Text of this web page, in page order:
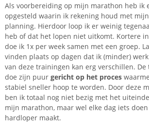
Als voorbereiding op mijn marathon heb ik
opgesteld waarin ik rekening houd met
planning. Hierdoor loop ik er weinig
heb of dat het lopen niet uitkomt. Kortere
doe ik 1x per week samen met een groep.
vinden plaats op dagen dat ik (minder)
van deze trainingen kan erg verschillen.
doe zijn puur gericht op het proces
stabiel sneller hoop te worden. Door deze
ben ik totaal nog niet bezig met het
mijn marathon, maar wel elke dag iets
hardloper maakt.